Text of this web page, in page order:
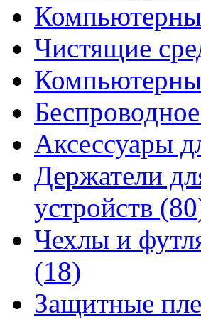
Чистящие
Аксессуары
Держатели
устройств
Чехлы и
(18)
Защитные